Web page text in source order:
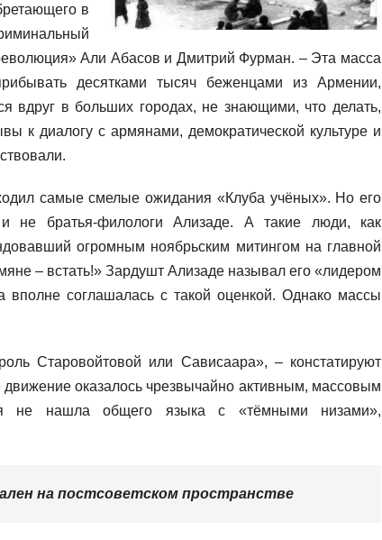
в
Али Абасов и Дмитрий Фурман. – Эта масса
десятками тысяч беженцами из Армении,
вдруг в больших городах, не знающими, что делать,
к диалогу с армянами, демократической культуре и
самые смелые ожидания «Клуба учёных». Но его
не братья-филологи Ализаде. А такие люди, как
огромным ноябрьским митингом на главной
– встать!» Зардушт Ализаде называл его «лидером
соглашалась с такой оценкой. Однако массы
Старовойтовой или Сависаара», – констатируют
оказалось чрезвычайно активным, массовым
не нашла общего языка с «тёмными низами»,
на постсоветском пространстве